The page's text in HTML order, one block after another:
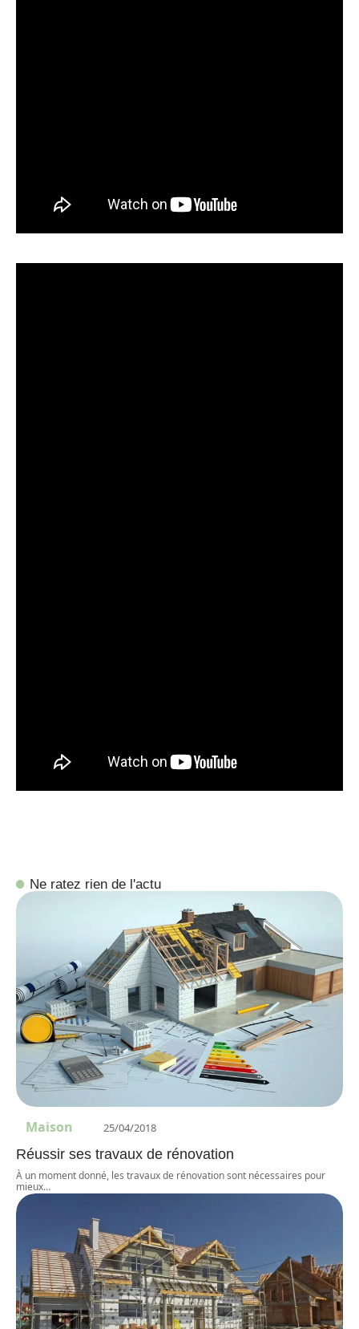
Ne ratez rien de l'actu
Maison 25/04/2018
Réussir ses travaux de rénovation
À un moment donné, les travaux de rénovation sont nécessaires pour
mieux…